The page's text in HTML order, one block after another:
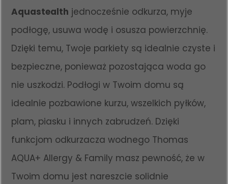
Aquastealth jednocześnie odkurza, myje
podłogę, usuwa wodę i osusza powierzchnię.
Dzięki temu, Twoje parkiety są idealnie czyste i
bezpieczne, ponieważ pozostająca woda go
nie uszkodzi. Podłogi w Twoim domu są
idealnie pozbawione kurzu, wszelkich pyłków,
plam, piasku i innych zabrudzeń. Dzięki
funkcjom odkurzacza wodnego Thomas
AQUA+ Allergy & Family masz pewność, że w
Twoim domu jest nareszcie solidnie